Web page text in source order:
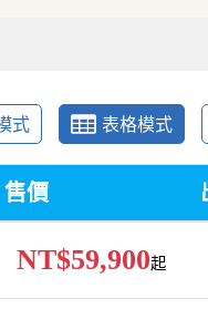
式 表格模式
售價
NT$59,900起